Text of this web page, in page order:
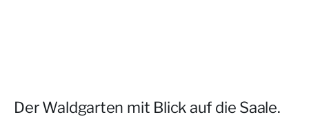
Der Waldgarten mit Blick auf die Saale.